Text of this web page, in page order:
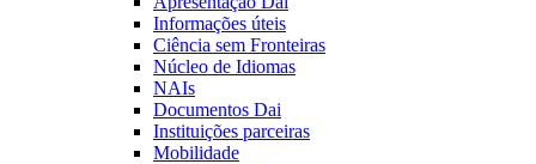
Informações úteis
Ciência sem Fronteiras
Núcleo de Idiomas
NAIs
Documentos Dai
Instituições parceiras
Mobilidade